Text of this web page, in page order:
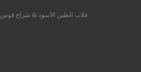
فلاب الطين الأسود & شراح قوس Mudflap